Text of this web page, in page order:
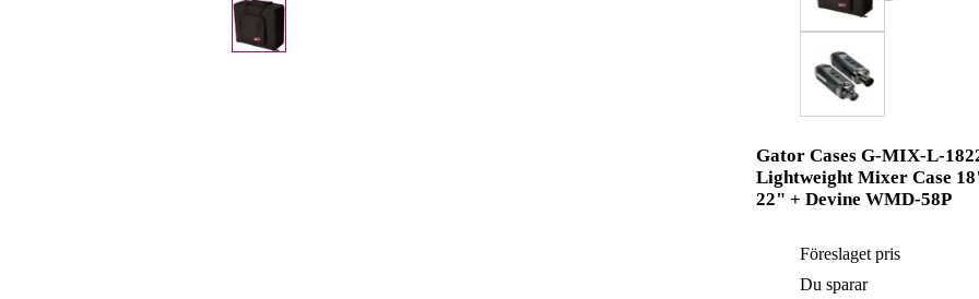
Gator Cases G-MIX-L-
Lightweight Mixer Case
22" + Devine WMD-58P
Föreslaget pris
Du sparar